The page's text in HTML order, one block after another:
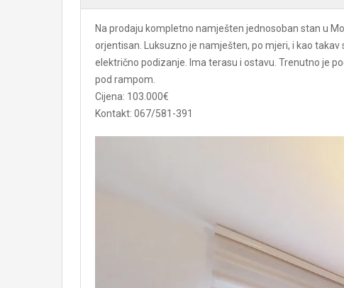
Na prodaju kompletno namješten jednosoban stan u
orjentisan. Luksuzno je namješten, po mjeri, i kao
električno podizanje. Ima terasu i ostavu. Trenutno je
pod rampom.
Cijena: 103.000€
Kontakt: 067/581-391